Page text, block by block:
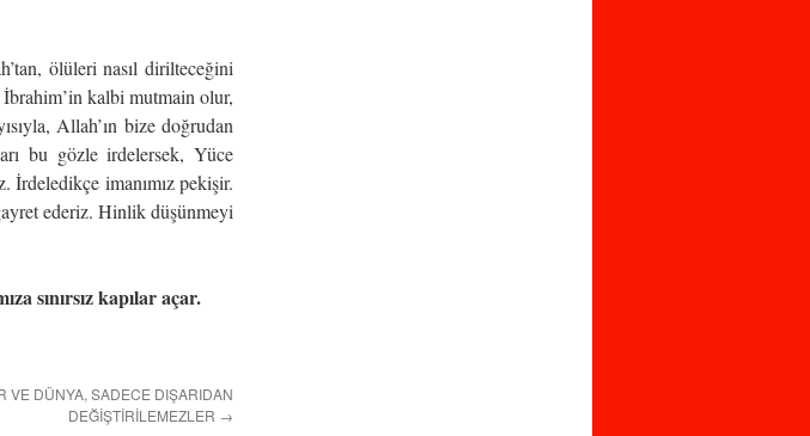
ölüleri nasıl dirilteceğini
kalbi mutmain olur,
Allah’ın bize doğrudan
bu gözle irdelersek, Yüce
İrdeledikçe imanımız pekişir.
ederiz. Hinlik düşünmeyi
sınırsız kapılar açar.
VE DÜNYA, SADECE DIŞARIDAN
DEĞİŞTİRİLEMEZLER →